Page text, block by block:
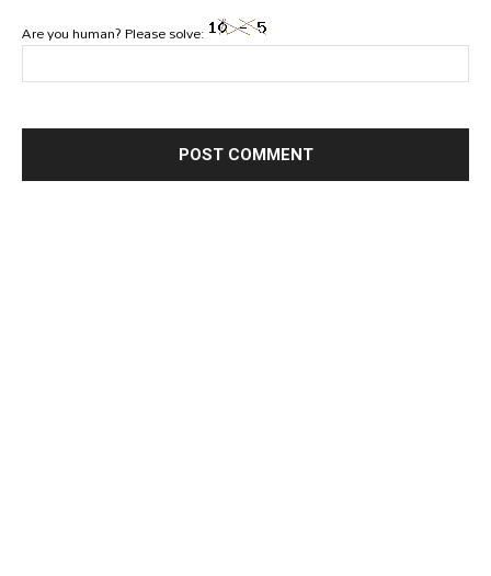
Are you human? Please solve: